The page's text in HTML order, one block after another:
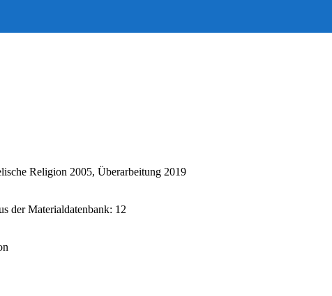
Religion 2005, Überarbeitung 2019
der Materialdatenbank: 12